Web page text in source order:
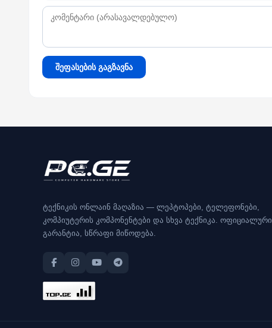
შეფასების გაგზავნა
ტექნიკის ონლაინ მაღაზია — ლეპტოპები, ტელეფონები,
კომპიუტერის კომპონენტები და სხვა ტექნიკა. ოფიციალური
გარანტია, სწრაფი მიწოდება.